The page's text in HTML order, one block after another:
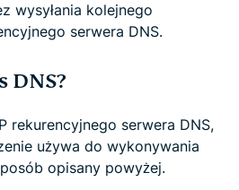
wysyłania kolejnego
serwera DNS.
DNS?
rekurencyjnego serwera DNS,
używa do wykonywania
opisany powyżej.